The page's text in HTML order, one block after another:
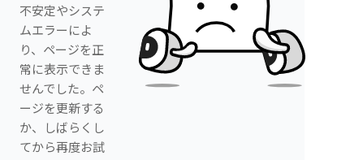
不安定やシステ
ムエラーによ
り、ページを正
常に表示できま
せんでした。ペ
ージを更新する
か、しばらくし
てから再度お試